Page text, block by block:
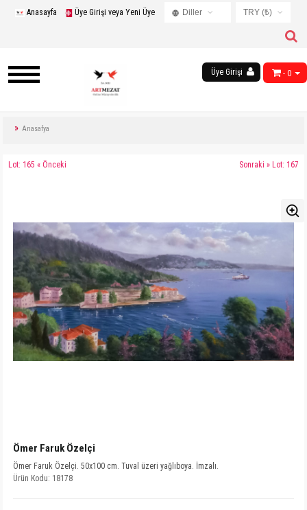
TRY (₺)
TRY (₺)
Diller
Russian
Anasayfa Üye Girişi veya Yeni Üye
- 0
Üye Girişi
Anasafya
Lot: 165 « Önceki Sonraki » Lot: 167
Ömer Faruk Özelçi
Ömer Faruk Özelçi. 50x100 cm. Tuval üzeri yağlıboya. İmzalı.
Ürün Kodu: 18178